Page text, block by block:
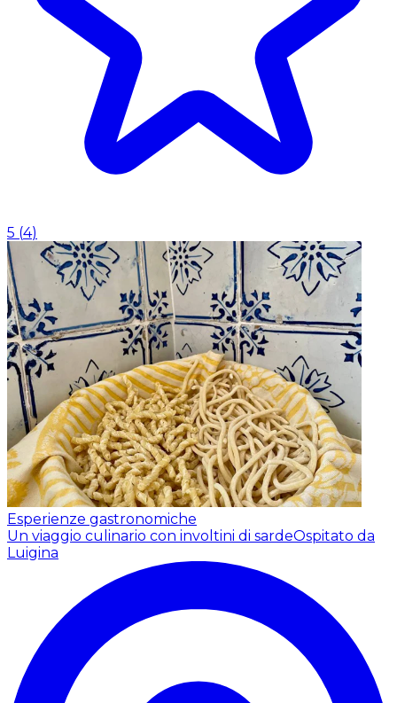
5 (4)
Esperienze gastronomiche
Un viaggio culinario con involtini di sardeOspitato da
Luigina